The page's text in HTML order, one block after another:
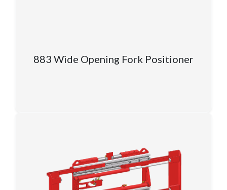
883 Wide Opening Fork Positioner